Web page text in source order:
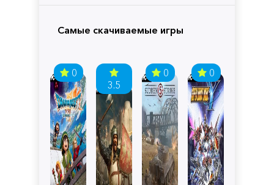
Самые скачиваемые игры
0
3.5
0 0